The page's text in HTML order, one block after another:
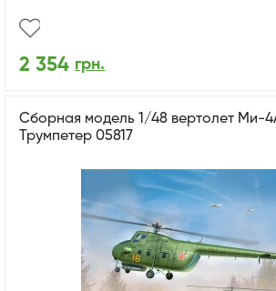
2 354 грн.
Сборная модель 1/48 вертолет Ми-
Трумпетер 05817